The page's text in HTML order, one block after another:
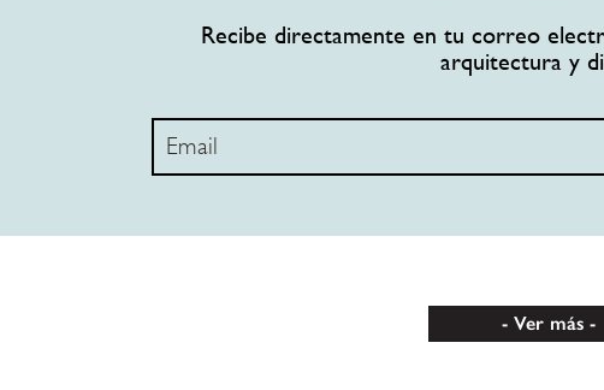
Recibe directamente en tu correo
arquitectura y
Ver más